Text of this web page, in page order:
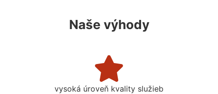
Naše výhody
vysoká úroveň kvality služieb